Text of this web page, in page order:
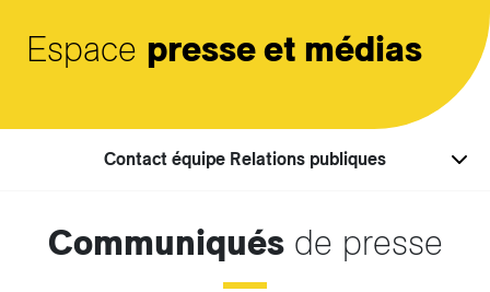
Espace presse et médias
Contact équipe Relations publiques
Communiquésde presse